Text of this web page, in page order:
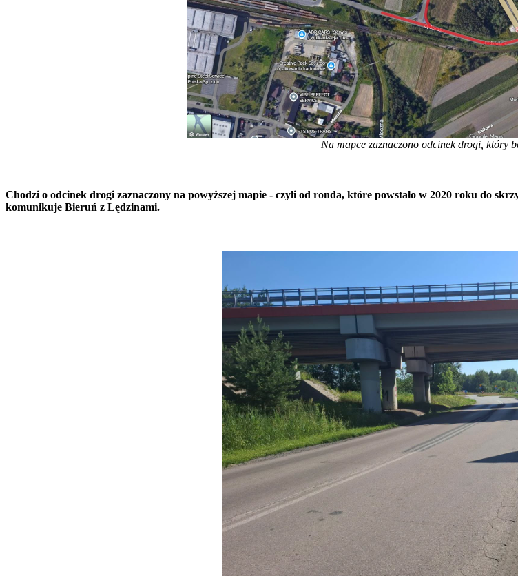
Na mapce zaznaczono odcinek drogi, który
Chodzi o odcinek drogi zaznaczony na powyższej mapie - czyli od ronda, które powstało w 2020 roku do
komunikuje Bieruń z Lędzinami.